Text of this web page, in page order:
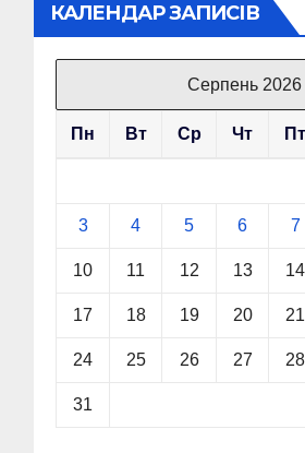
КАЛЕНДАР ЗАПИСІВ
Серпень 2026
Пн Вт Ср Чт Пт
3 4 5 6 7
10 11 12 13 14
17 18 19 20 21
24 25 26 27 28
31